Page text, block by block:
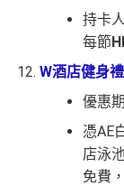
持卡
每節
W酒店健身
優惠
憑AE
店泳
免費